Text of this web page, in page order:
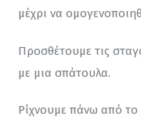
μέχρι να
Προσθέτουμε τις
με μια σπάτουλα.
Ρίχνουμε πάνω από